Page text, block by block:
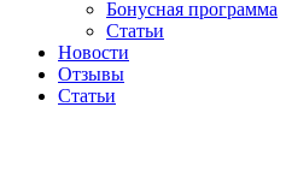
Бонусная программа
Статьи
Новости
Отзывы
Статьи